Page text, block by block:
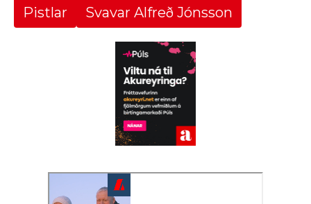
Pistlar Svavar Alfreð Jónsson